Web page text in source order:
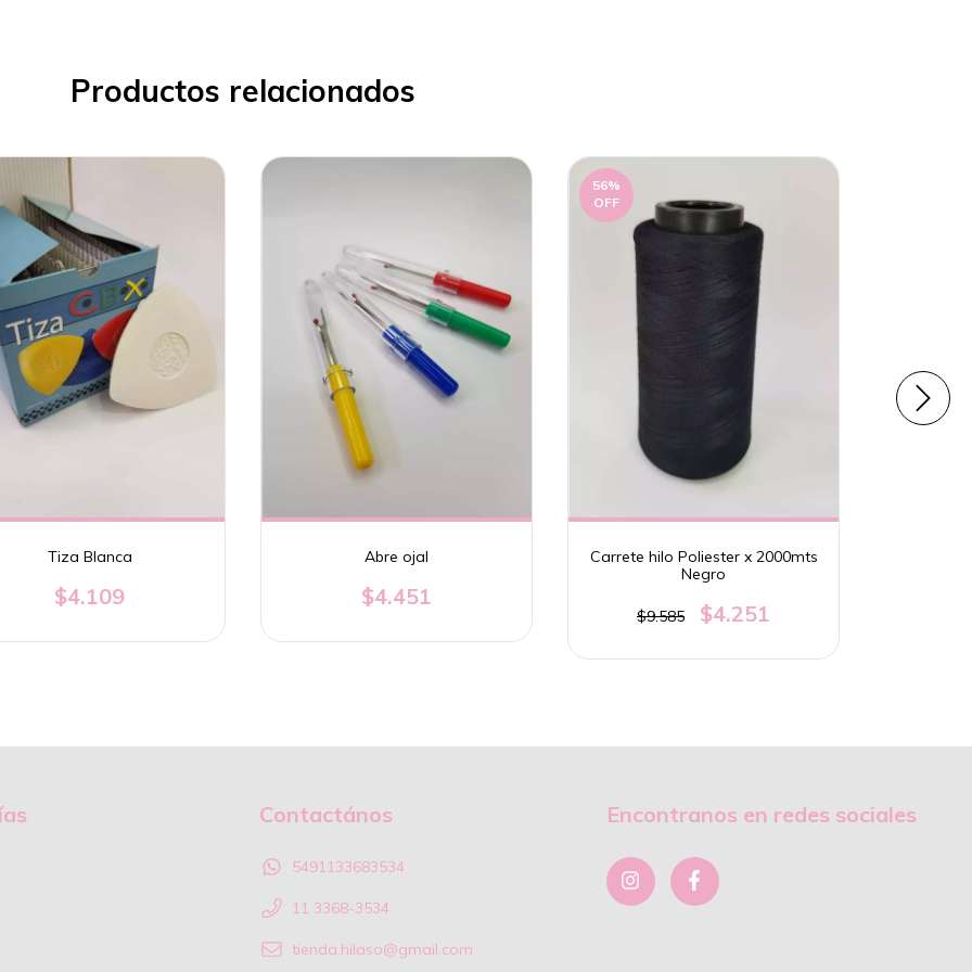
Productos relacionados
Tiza Blanca
$4.109
Abre ojal
$4.451
56%
OFF
Carrete hilo Poliester x 2000mts
Negro
$9.585 $4.251
Contactános
5491133683534
11 3368-3534
tienda.hilaso@gmail.com
Encontranos en redes sociales